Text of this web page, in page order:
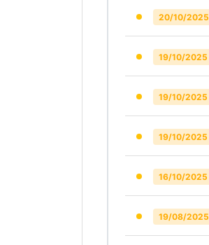
20/10/2025
19/10/2025
19/10/2025
19/10/2025
16/10/2025
19/08/2025